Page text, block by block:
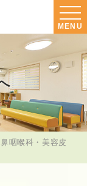
MENU
咽喉科・美容皮